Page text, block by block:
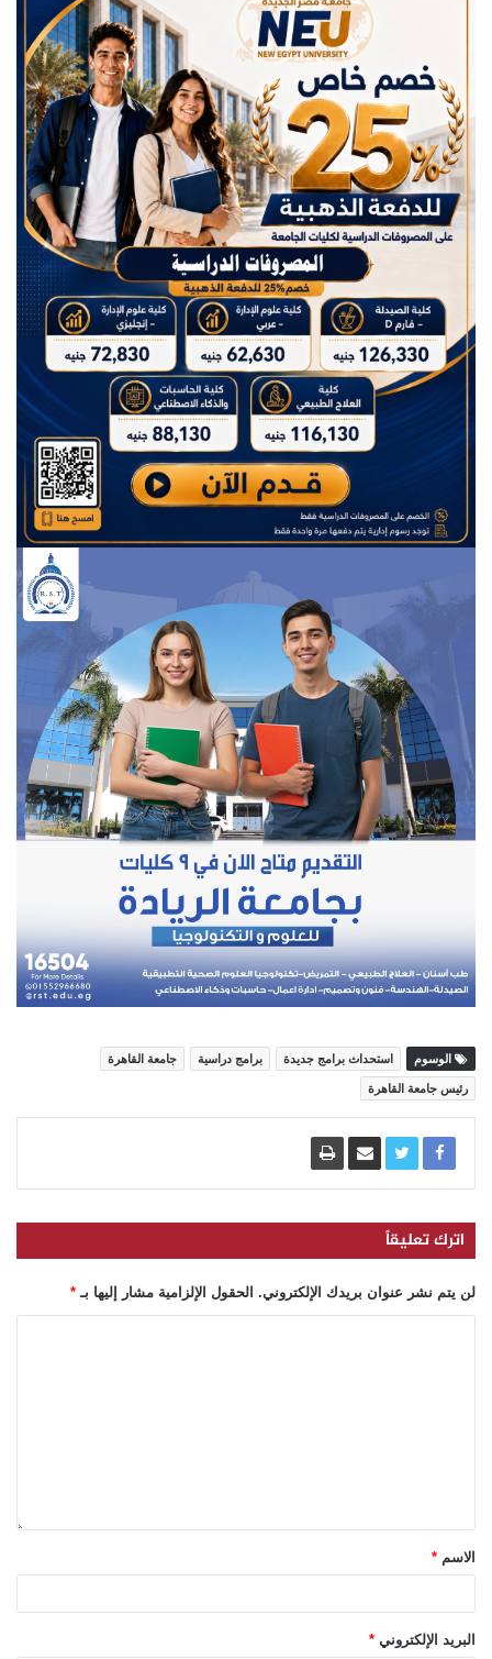
الوسوم استحداث برامج جديدة برامج دراسية جامعة القاهرة
رئيس جامعة القاهرة
اترك تعليقاً
لن يتم نشر عنوان بريدك الإلكتروني. الحقول الإلزامية مشار إليها بـ *
الاسم *
البريد الإلكتروني *